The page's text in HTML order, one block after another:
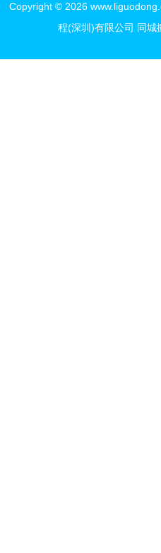
Copyright © 2026
程(深圳)有限公司 同城